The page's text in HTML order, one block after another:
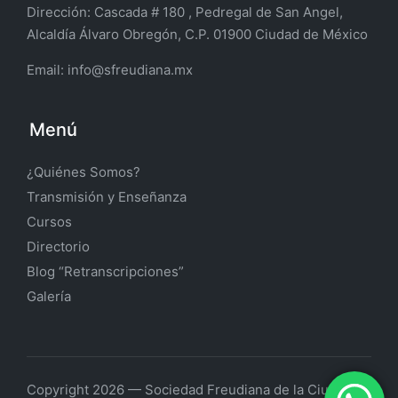
Dirección: Cascada # 180 , Pedregal de San Angel,
Alcaldía Álvaro Obregón, C.P. 01900 Ciudad de México
Email: info@sfreudiana.mx
Menú
¿Quiénes Somos?
Transmisión y Enseñanza
Cursos
Directorio
Blog “Retranscripciones”
Galería
Copyright 2026 — Sociedad Freudiana de la Ciudad de